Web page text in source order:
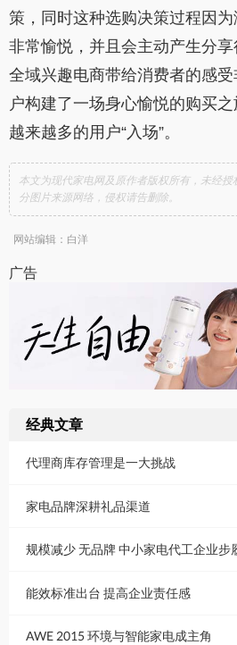
策，同时这种选购决策过程因
非常愉悦，并且会主动产生分享
全域兴趣电商带给消费者的感
户构建了一场身心愉悦的购买
越来越多的用户“入场”。
本文为现代家电网及原作者版权所有，未经
分图片来源网络，侵权请告删除。
网站编辑：白洋
广告
经典文章
代理商库存管理是一大挑战
家电品牌深耕礼品渠道
规模减少 无品牌 中小家电代工企业步
能效标准出台 提高企业责任感
AWE 2015 环境与智能家电成主角